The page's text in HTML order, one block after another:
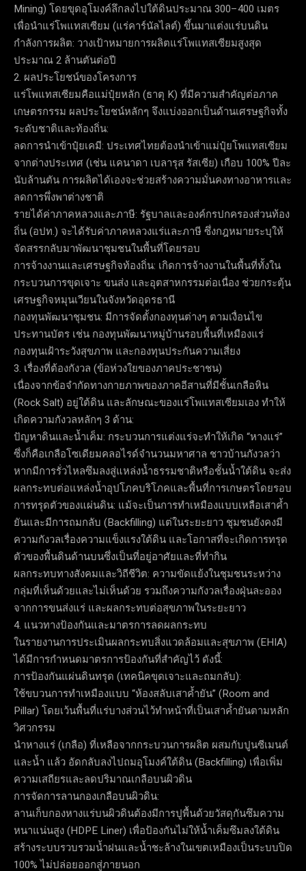
Mining) โดยขุดอุโมงค์ลึกลงไปใต้ดินประมาณ 300–400 เมตร
เพื่อนำแร่โพแทสเซียม (แร่คาร์นัลไลต์) ขึ้นมาแต่งแร่บนดิน
กำลังการผลิต: วางเป้าหมายการผลิตแร่โพแทสเซียมสูงสุด
ประมาณ 2 ล้านตันต่อปี
2. ผลประโยชน์ของโครงการ
แร่โพแทสเซียมคือแม่ปุ๋ยหลัก (ธาตุ K) ที่มีความสำคัญต่อภาค
เกษตรกรรม ผลประโยชน์หลักๆ จึงแบ่งออกเป็นด้านเศรษฐกิจทั้ง
ระดับชาติและท้องถิ่น:
ลดการนำเข้าปุ๋ยเคมี: ประเทศไทยต้องนำเข้าแม่ปุ๋ยโพแทสเซียม
จากต่างประเทศ (เช่น แคนาดา เบลารุส รัสเซีย) เกือบ 100% ปีละ
นับล้านตัน การผลิตได้เองจะช่วยสร้างความมั่นคงทางอาหารและ
ลดการพึ่งพาต่างชาติ
รายได้ค่าภาคหลวงและภาษี: รัฐบาลและองค์กรปกครองส่วนท้อง
ถิ่น (อปท.) จะได้รับค่าภาคหลวงแร่และภาษี ซึ่งกฎหมายระบุให้
จัดสรรกลับมาพัฒนาชุมชนในพื้นที่โดยรอบ
การจ้างงานและเศรษฐกิจท้องถิ่น: เกิดการจ้างงานในพื้นที่ทั้งใน
กระบวนการขุดเจาะ ขนส่ง และอุตสาหกรรมต่อเนื่อง ช่วยกระตุ้น
เศรษฐกิจหมุนเวียนในจังหวัดอุดรธานี
กองทุนพัฒนาชุมชน: มีการจัดตั้งกองทุนต่างๆ ตามเงื่อนไข
ประทานบัตร เช่น กองทุนพัฒนาหมู่บ้านรอบพื้นที่เหมืองแร่
กองทุนเฝ้าระวังสุขภาพ และกองทุนประกันความเสี่ยง
3. เรื่องที่ต้องกังวล (ข้อห่วงใยของภาคประชาชน)
เนื่องจากข้อจำกัดทางกายภาพของภาคอีสานที่มีชั้นเกลือหิน
(Rock Salt) อยู่ใต้ดิน และลักษณะของแร่โพแทสเซียมเอง ทำให้
เกิดความกังวลหลักๆ 3 ด้าน:
ปัญหาดินและน้ำเค็ม: กระบวนการแต่งแร่จะทำให้เกิด “หางแร่”
ซึ่งก็คือเกลือโซเดียมคลอไรด์จำนวนมหาศาล ชาวบ้านกังวลว่า
หากมีการรั่วไหลซึมลงสู่แหล่งน้ำธรรมชาติหรือชั้นน้ำใต้ดิน จะส่ง
ผลกระทบต่อแหล่งน้ำอุปโภคบริโภคและพื้นที่การเกษตรโดยรอบ
การทรุดตัวของแผ่นดิน: แม้จะเป็นการทำเหมืองแบบเหลือเสาค้ำ
ยันและมีการถมกลับ (Backfilling) แต่ในระยะยาว ชุมชนยังคงมี
ความกังวลเรื่องความแข็งแรงใต้ดิน และโอกาสที่จะเกิดการทรุด
ตัวของพื้นดินด้านบนซึ่งเป็นที่อยู่อาศัยและที่ทำกิน
ผลกระทบทางสังคมและวิถีชีวิต: ความขัดแย้งในชุมชนระหว่าง
กลุ่มที่เห็นด้วยและไม่เห็นด้วย รวมถึงความกังวลเรื่องฝุ่นละออง
จากการขนส่งแร่ และผลกระทบต่อสุขภาพในระยะยาว
4. แนวทางป้องกันและมาตรการลดผลกระทบ
ในรายงานการประเมินผลกระทบสิ่งแวดล้อมและสุขภาพ (EHIA)
ได้มีการกำหนดมาตรการป้องกันที่สำคัญไว้ ดังนี้:
การป้องกันแผ่นดินทรุด (เทคนิคขุดเจาะและถมกลับ):
ใช้ขบวนการทำเหมืองแบบ “ห้องสลับเสาค้ำยัน” (Room and
Pillar) โดยเว้นพื้นที่แร่บางส่วนไว้ทำหน้าที่เป็นเสาค้ำยันตามหลัก
วิศวกรรม
นำหางแร่ (เกลือ) ที่เหลือจากกระบวนการผลิต ผสมกับปูนซีเมนต์
และน้ำ แล้ว อัดกลับลงไปถมอุโมงค์ใต้ดิน (Backfilling) เพื่อเพิ่ม
ความเสถียรและลดปริมาณเกลือบนผิวดิน
การจัดการลานกองเกลือบนผิวดิน:
ลานเก็บกองหางแร่บนผิวดินต้องมีการปูพื้นด้วยวัสดุกันซึมความ
หนาแน่นสูง (HDPE Liner) เพื่อป้องกันไม่ให้น้ำเค็มซึมลงใต้ดิน
สร้างระบบรวบรวมน้ำฝนและน้ำชะล้างในเขตเหมืองเป็นระบบปิด
100% ไม่ปล่อยออกสู่ภายนอก